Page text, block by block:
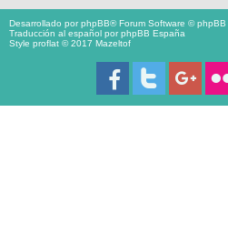
Desarrollado porphpBB® Forum Software © phpBB
Traducción al español porphpBB España
Style proflat © 2017 Mazeltof